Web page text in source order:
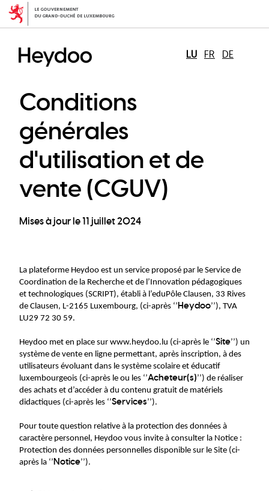
Skip
content
LU FR DE
Conditions
générales
d'utilisation et de
vente (CGUV)
Mises à jour le 11 juillet 2024
La plateforme Heydoo est un service proposé par le Service de
Coordination de la Recherche et de l’Innovation pédagogiques
et technologiques (SCRIPT), établi à l’eduPôle Clausen, 33 Rives
de Clausen, L-2165 Luxembourg, (ci-après ‘’Heydoo’’), TVA
LU29 72 30 59.
Heydoo met en place sur www.heydoo.lu (ci-après le ‘’Site’’) un
système de vente en ligne permettant, après inscription, à des
utilisateurs évoluant dans le système scolaire et éducatif
luxembourgeois (ci-après le ou les ‘’Acheteur(s)’’) de réaliser
des achats et d’accéder à du contenu gratuit de matériels
didactiques (ci-après les ‘’Services’’).
Pour toute question relative à la protection des données à
caractère personnel, Heydoo vous invite à consulter la Notice :
Protection des données personnelles disponible sur le Site (ci-
après la ‘’Notice’’).